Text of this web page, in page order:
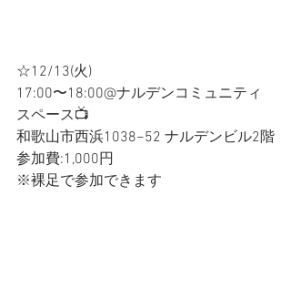
☆12/13(火)
17:00〜18:00@ナルデンコミュニティ
スペース📺
和歌山市西浜1038−52 ナルデンビル2階
参加費:1,000円
※裸足で参加できます